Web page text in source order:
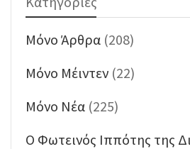
Mόνο Άρθρα (208)
Mόνο Μέιντεν (22)
Mόνο Νέα (225)
O Φωτεινός Ιππότης της